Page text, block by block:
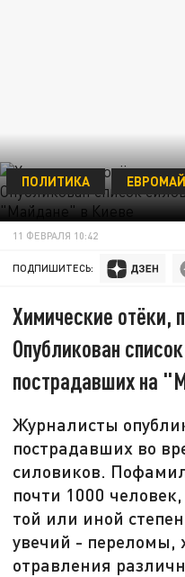
ПОЛИТИКА
11 ФЕВРАЛЯ 10:42
ПОДПИШИТЕСЬ:
Химические отёки,
Опубликован
пострадавших на
Журналисты
пострадавших во
силовиков.
почти 1000
той или иной
увечий - переломы,
отравления